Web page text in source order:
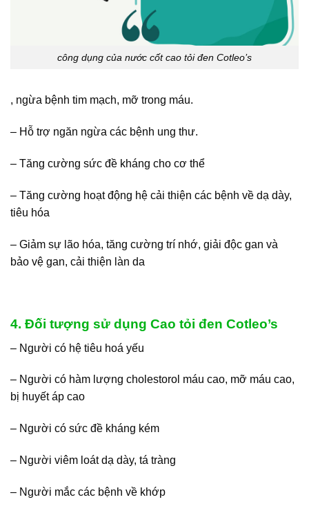
công dụng của nước cốt cao tỏi đen Cotleo’s
, ngừa bệnh tim mạch, mỡ trong máu.
– Hỗ trợ ngăn ngừa các bệnh ung thư.
– Tăng cường sức đề kháng cho cơ thể
– Tăng cường hoạt động hệ cải thiện các bệnh về dạ dày,
tiêu hóa
– Giảm sự lão hóa, tăng cường trí nhớ, giải độc gan và
bảo vệ gan, cải thiện làn da
4. Đối tượng sử dụng Cao tỏi đen Cotleo’s
– Người có hệ tiêu hoá yếu
– Người có hàm lượng cholestorol máu cao, mỡ máu cao,
bị huyết áp cao
– Người có sức đề kháng kém
– Người viêm loát dạ dày, tá tràng
– Người mắc các bệnh về khớp